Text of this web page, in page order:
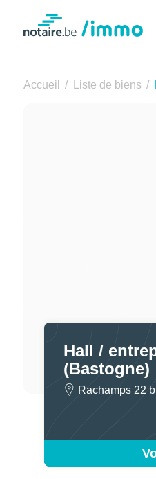
Notaire.be
Accueil Liste de biens
Hall /
(Bastogne)
Rachamps 22